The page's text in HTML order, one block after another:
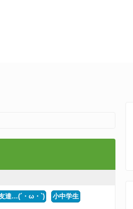
達…(´・ω・`) 小中学生